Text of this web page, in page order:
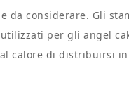
da considerare. Gli
per gli angel
calore di distribuirsi in